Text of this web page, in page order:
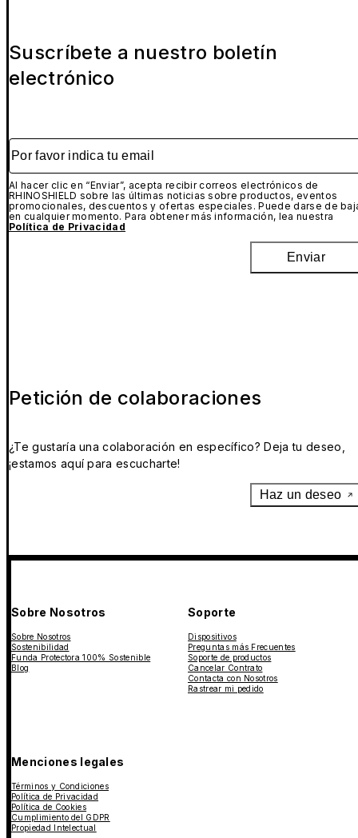
Suscríbete a nuestro boletín
electrónico
Por favor indica tu email
Al hacer clic en “Enviar”, acepta recibir correos electrónicos de
RHINOSHIELD sobre las últimas noticias sobre productos, eventos
promocionales, descuentos y ofertas especiales. Puede darse de
en cualquier momento. Para obtener más información, lea nuestra
Política de Privacidad
Enviar
Petición de colaboraciones
¿Te gustaría una colaboración en específico? Deja tu deseo,
¡estamos aquí para escucharte!
Haz un deseo
Sobre Nosotros
Sobre Nosotros
Sostenibilidad
Funda Protectora 100% Sostenible
Blog
Soporte
Dispositivos
Preguntas más Frecuentes
Soporte de productos
Cancelar Contrato
Contacta con Nosotros
Rastrear mi pedido
Menciones legales
Términos y Condiciones
Política de Privacidad
Política de Cookies
Cumplimiento del GDPR
Propiedad Intelectual